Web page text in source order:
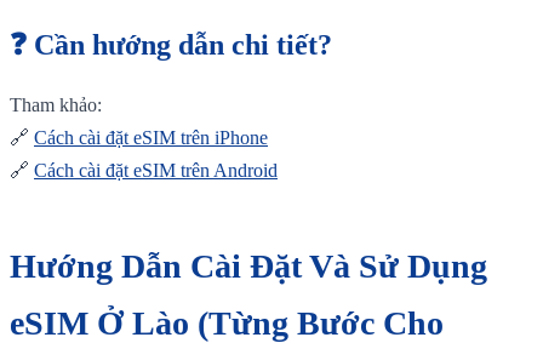
❓ Cần hướng dẫn chi tiết?
Tham khảo:
🔗 Cách cài đặt eSIM trên iPhone
🔗 Cách cài đặt eSIM trên Android
Hướng Dẫn Cài Đặt Và Sử Dụng
eSIM Ở Lào (Từng Bước Cho